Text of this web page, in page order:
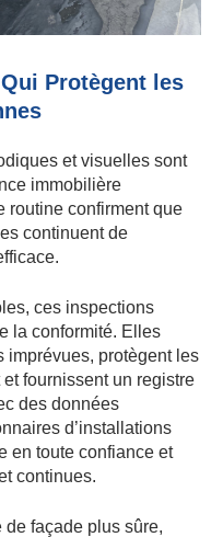
Protègent les
et visuelles sont
immobilière
routine confirment que
continuent de
ces inspections
la conformité. Elles
imprévues, protègent les
fournissent un registre
des données
d’installations
en toute confiance et
continues.
de façade plus sûre,